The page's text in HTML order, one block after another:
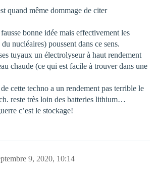
quand même dommage de citer
bonne idée mais effectivement les
nucléaires) poussent dans ce sens.
tuyaux un électrolyseur à haut rendement
chaude (ce qui est facile à trouver dans une
cette techno a un rendement pas terrible le
reste très loin des batteries lithium…
c’est le stockage!
9, 2020, 10:14